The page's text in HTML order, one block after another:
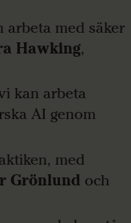
med säker
Hawking,
kan arbeta
AI genom
med
Grönlund och